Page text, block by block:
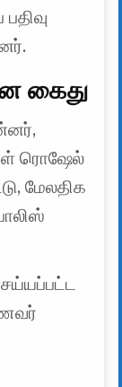
கைது
ரொஷேல்
மேலதிக